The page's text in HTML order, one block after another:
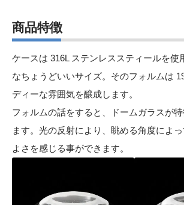
商品特徴
ケースは 316L ステンレススティールを使
なちょうどいいサイズ。そのフォルムは
ディーな雰囲気を醸成します。
フォルムの話をすると、ドームガラスが
ます。光の反射により、眺める角度によ
よさを感じる事ができます。